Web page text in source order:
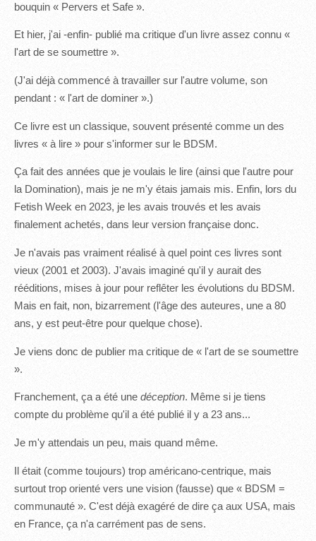
bouquin « Pervers et Safe ».
Et hier, j'ai -enfin- publié ma critique d'un livre assez connu «
l'art de se soumettre ».
(J'ai déjà commencé à travailler sur l'autre volume, son
pendant : « l'art de dominer ».)
Ce livre est un classique, souvent présenté comme un des
livres « à lire » pour s'informer sur le BDSM.
Ça fait des années que je voulais le lire (ainsi que l'autre pour
la Domination), mais je ne m'y étais jamais mis. Enfin, lors du
Fetish Week en 2023, je les avais trouvés et les avais
finalement achetés, dans leur version française donc.
Je n'avais pas vraiment réalisé à quel point ces livres sont
vieux (2001 et 2003). J'avais imaginé qu'il y aurait des
rééditions, mises à jour pour reflêter les évolutions du BDSM.
Mais en fait, non, bizarrement (l'âge des auteures, une a 80
ans, y est peut-être pour quelque chose).
Je viens donc de publier ma critique de « l'art de se soumettre
».
Franchement, ça a été une déception. Même si je tiens
compte du problème qu'il a été publié il y a 23 ans...
Je m'y attendais un peu, mais quand même.
Il était (comme toujours) trop américano-centrique, mais
surtout trop orienté vers une vision (fausse) que « BDSM =
communauté ». C'est déjà exagéré de dire ça aux USA, mais
en France, ça n'a carrément pas de sens.